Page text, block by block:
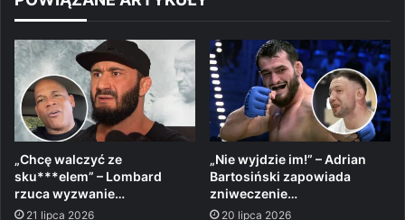
„Chcę walczyć ze
sku***elem” – Lombard
rzuca wyzwanie…
21 lipca 2026
„Nie wyjdzie im!” – Adrian
Bartosiński zapowiada
zniweczenie…
20 lipca 2026